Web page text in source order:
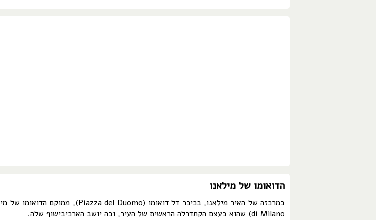
הדואומו של מילאנו
di Milano) שהוא בעצם הקתדרלה הראשית של העיר, ובה יושב הארכיבישוף שלה.